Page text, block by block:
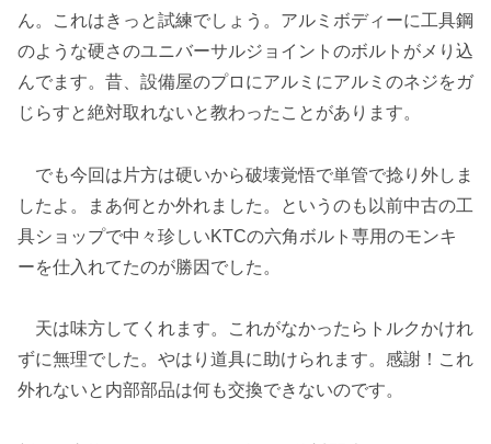
ん。これはきっと試練でしょう。アルミボディーに工具鋼
のような硬さのユニバーサルジョイントのボルトがメり込
んでます。昔、設備屋のプロにアルミにアルミのネジをガ
じらすと絶対取れないと教わったことがあります。
でも今回は片方は硬いから破壊覚悟で単管で捻り外しま
したよ。まあ何とか外れました。というのも以前中古の工
具ショップで中々珍しいKTCの六角ボルト専用のモンキ
ーを仕入れてたのが勝因でした。
天は味方してくれます。これがなかったらトルクかけれ
ずに無理でした。やはり道具に助けられます。感謝！これ
外れないと内部部品は何も交換できないのです。